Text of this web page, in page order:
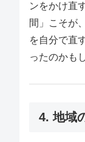
ンをかけ直
間」こそが
を自分で直
ったのかも
4. 地域